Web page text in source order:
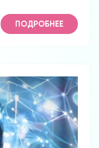
ПОДРОБНЕЕ